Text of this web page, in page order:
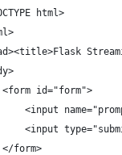
html>
<form id="form">
<input
<input
</form>